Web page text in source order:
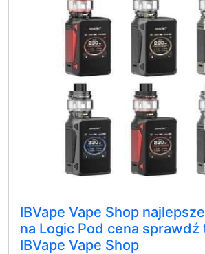
IBVape Vape Shop
na Logic Pod cena sprawdź
IBVape Vape Shop